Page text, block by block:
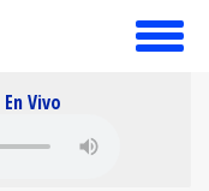
toggle
En Vivo